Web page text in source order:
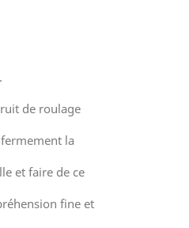
de roulage
la
et faire de ce
fine et